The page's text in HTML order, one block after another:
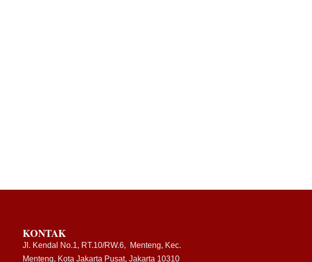
KONTAK
Jl. Kendal No.1, RT.10/RW.6, Menteng, Kec.
Menteng, Kota Jakarta Pusat, Jakarta 10310